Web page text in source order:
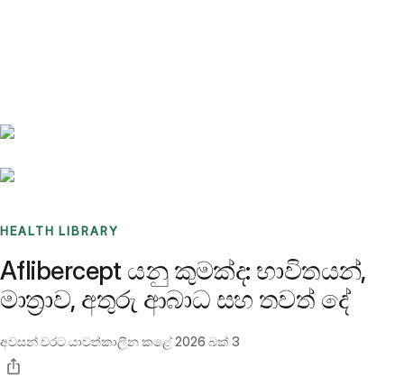
HEALTH LIBRARY
Aflibercept යනු කුමක්ද: භාවිතයන්,
මාත්‍රාව, අතුරු ආබාධ සහ තවත් දේ
අවසන් වරට යාවත්කාලීන කළේ2026 බක් 3